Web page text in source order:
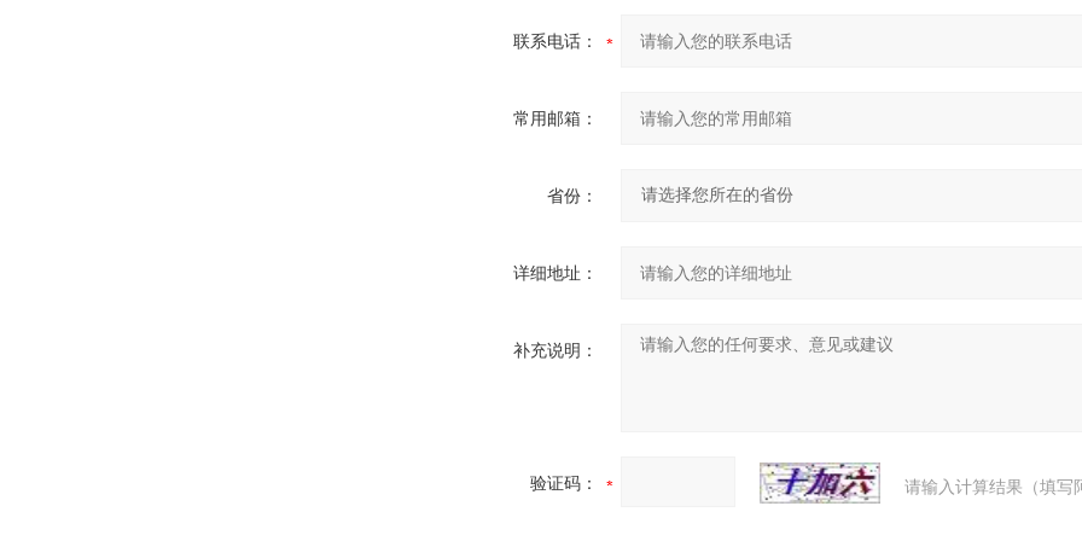
联系电话：
常用邮箱：
省份：
详细地址：
补充说明：
验证码： 请输入计算结果（填写